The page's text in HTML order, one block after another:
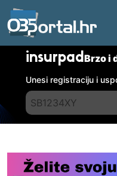
insurpadBrzo i
Unesi registraciju i